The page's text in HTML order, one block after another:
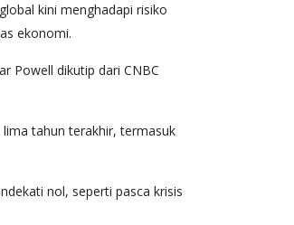
kini menghadapi risiko
ekonomi.
Powell dikutip dari CNBC
tahun terakhir, termasuk
nol, seperti pasca krisis